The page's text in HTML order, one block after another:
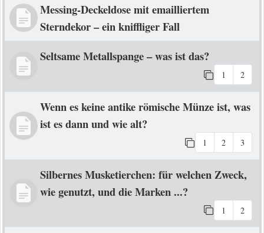
Messing-Deckeldose mit emailliertem
Sterndekor – ein kniffliger Fall
Seltsame Metallspange – was ist das?
1 2
Wenn es keine antike römische Münze ist, was
ist es dann und wie alt?
1 2 3
Silbernes Musketierchen: für welchen Zweck,
wie genutzt, und die Marken ...?
1 2